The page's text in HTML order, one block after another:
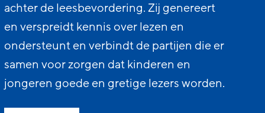
achter de leesbevordering. Zij genereert
en verspreidt kennis over lezen en
ondersteunt en verbindt de partijen die er
samen voor zorgen dat kinderen en
jongeren goede en gretige lezers worden.